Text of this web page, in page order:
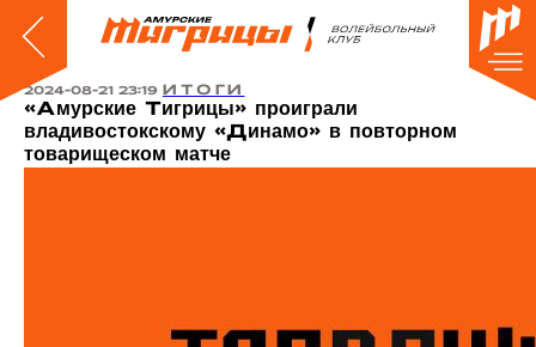
2024-08-21 23:19 ИТОГИ
«Амурские Тигрицы» проиграли
владивостокскому «Динамо» в повторном
товарищеском матче